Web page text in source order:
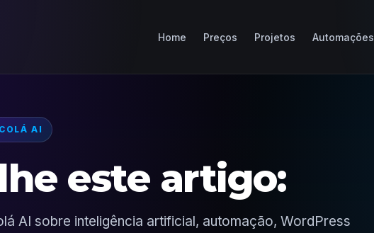
Home Preços Projetos Automações
AI
este artigo:
AI sobre inteligência artificial, automação, WordPress